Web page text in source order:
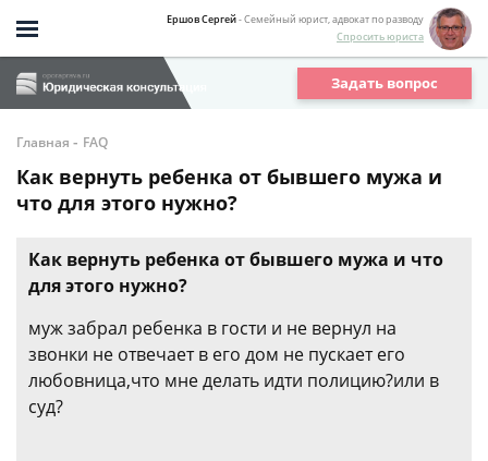
Ершов Сергей- Семейный юрист, адвокат по разводу
Спросить юриста
Задать вопрос
Главная - FAQ
Как вернуть ребенка от бывшего мужа и
что для этого нужно?
Как вернуть ребенка от бывшего мужа и что
для этого нужно?
муж забрал ребенка в гости и не вернул на
звонки не отвечает в его дом не пускает его
любовница,что мне делать идти полицию?или в
суд?